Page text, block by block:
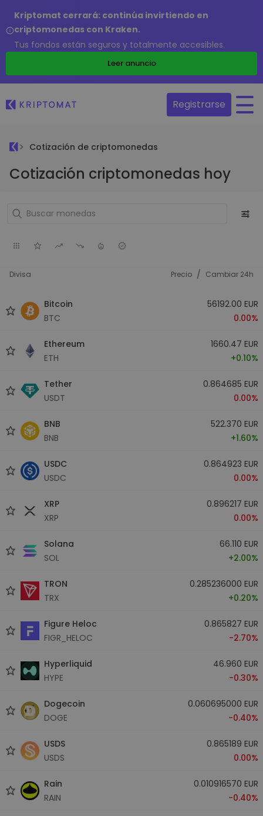
Kriptomat cerrará: continúa invirtiendo en
criptomonedas con Kraken.
Tus fondos están seguros y totalmente accesibles.
Leer anuncio
Registrarse
Cotización de criptomonedas
Cotización criptomonedas hoy
Divisa Precio / Cambiar 24h
Bitcoin
BTC
56192.00 EUR
0.00%
Ethereum
ETH
1660.47 EUR
+0.10%
Tether
USDT
0.864685 EUR
0.00%
BNB
BNB
522.370 EUR
+1.60%
USDC
USDC
0.864923 EUR
0.00%
XRP
XRP
0.896217 EUR
0.00%
Solana
SOL
66.110 EUR
+2.00%
TRON
TRX
0.285236000 EUR
+0.20%
Figure Heloc
FIGR_HELOC
0.865827 EUR
-2.70%
Hyperliquid
HYPE
46.960 EUR
-0.30%
Dogecoin
DOGE
0.060695000 EUR
-0.40%
USDS
USDS
0.865189 EUR
0.00%
Rain
RAIN
0.010916570 EUR
-0.40%